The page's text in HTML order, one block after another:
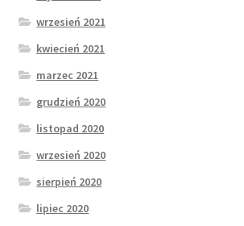
wrzesień 2021
kwiecień 2021
marzec 2021
grudzień 2020
listopad 2020
wrzesień 2020
sierpień 2020
lipiec 2020